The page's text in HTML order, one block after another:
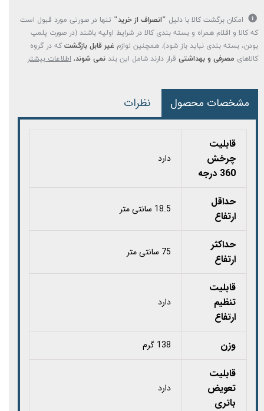
امکان برگشت کالا با دلیل "انصراف از خرید" تنها در صورتی مورد قبول است
که کالا و اقلام همراه و بسته بندی کالا در شرایط اولیه باشند (در صورت پلمپ
بودن، بسته بندی نباید باز شود). همچنین لوازم غیر قابل بازگشت که در گروه
کالاهای مصرفی و بهداشتی قرار دارند شامل این بند نمی شوند. اطلاعات بیشتر
مشخصات محصول نظرات
قابلیت
چرخش
360 درجه
دارد
حداقل
ارتفاع
18.5 سانتی متر
حداکثر
ارتفاع
75 سانتی متر
قابلیت
تنظیم
ارتفاع
دارد
وزن 138 گرم
قابلیت
تعویض
باتری
دارد